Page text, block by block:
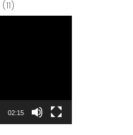
(11)
02:15